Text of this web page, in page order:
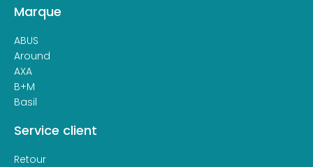
Marque
ABUS
Around
AXA
B+M
Basil
Service client
Retour